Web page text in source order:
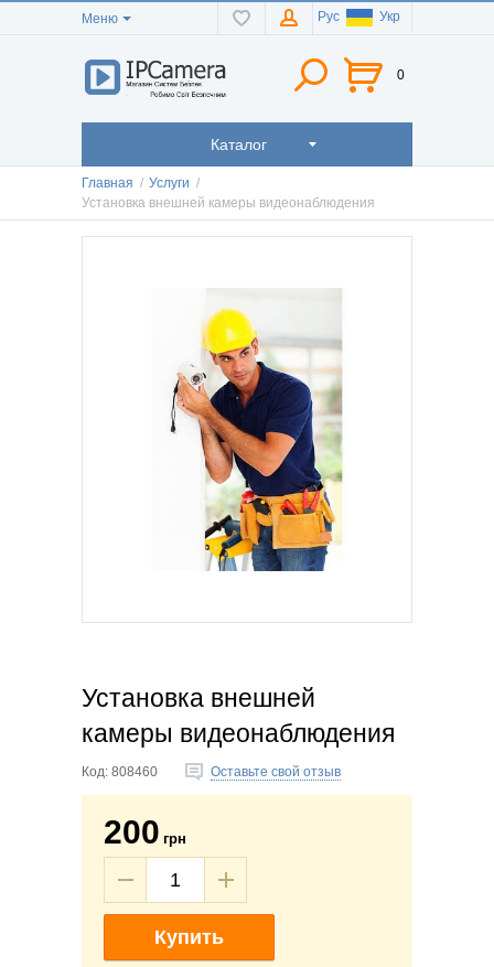
Меню Рус Укр
0
Каталог
Главная / Услуги /
Установка внешней камеры видеонаблюдения
Установка внешней
камеры видеонаблюдения
Код: 808460 Оставьте свой отзыв
200 грн
Купить